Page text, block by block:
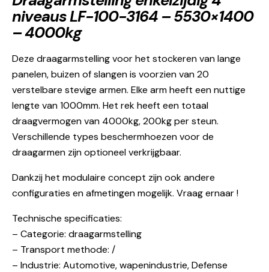
niveaus LF-100-3164 – 5530×1400
– 4000kg
Deze draagarmstelling voor het stockeren van lange
panelen, buizen of slangen is voorzien van 20
verstelbare stevige armen. Elke arm heeft een nuttige
lengte van 1000mm. Het rek heeft een totaal
draagvermogen van 4000kg, 200kg per steun.
Verschillende types beschermhoezen voor de
draagarmen zijn optioneel verkrijgbaar.
Dankzij het modulaire concept zijn ook andere
configuraties en afmetingen mogelijk. Vraag ernaar !
Technische specificaties:
– Categorie: draagarmstelling
– Transport methode: /
– Industrie: Automotive, wapenindustrie, Defense